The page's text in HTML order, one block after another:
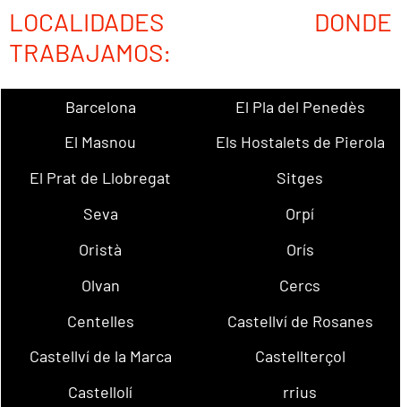
LOCALIDADES DONDE
TRABAJAMOS:
Barcelona
El Pla del Penedès
El Masnou
Els Hostalets de Pierola
El Prat de Llobregat
Sitges
Seva
Orpí
Oristà
Orís
Olvan
Cercs
Centelles
Castellví de Rosanes
Castellví de la Marca
Castellterçol
Castellolí
rrius